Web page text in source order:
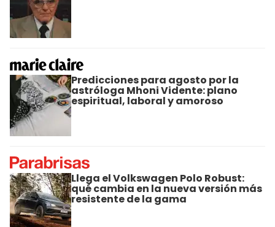
Predicciones para agosto por la
astróloga Mhoni Vidente: plano
espiritual, laboral y amoroso
Llega el Volkswagen Polo Robust:
qué cambia en la nueva versión más
resistente de la gama